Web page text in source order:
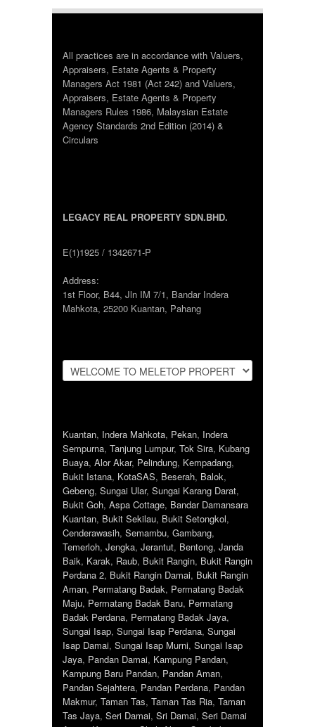
All practices are in accordance with Valuers,
Appraisers, Estate Agents & Property
Managers Act 1981 (Act 242) and Valuers,
Appraisers, Estate Agents & Property
Managers Rules 1986, Malaysian Estate
Agency Standards 2nd Edition (2014) &
Circulars
LEGACY REAL PROPERTY SDN.BHD.
E(1)1925 / 1342671-P
Address:
1st Floor, B44, Jln IM 7/1, Bandar Indera
Mahkota, 25200 Kuantan, Pahang
Kuantan, Indera Mahkota, Pekan, Indera
Sempurna, Tanjung Lumpur, Tok Sira, Kubang
Buaya, Alor Akar, Pelindung, Kempadang,
Bukit Istana, KotaSAS, Beserah, Balok,
Gebeng, Sungai Ular, Sungai Karang Darat,
Bukit Goh, Aspa Cottage, Bandar Damansara
Kuantan, Bukit Sekilau, Bukit Setongkol,
Cenderawasih, Semambu, Gambang,
Temerloh, Jengka, Jerantut, Bentong, Janda
Baik, Karak, Raub, Bukit Rangin, Bukit Rangin
Perdana 2, Bukit Rangin Damai, Bukit Rangin
Aman, Permatang Badak, Permatang Badak
Maju, Permatang Badak Baru, Permatang
Badak Perdana, Permatang Badak Jaya,
Sungai Isap, Sungai Isap Perdana, Sungai
Isap Damai, Sungai Isap Murni, Sungai Isap
Jaya, Pandan Damai, Kampung Pandan,
Kampung Baru Pandan, Pandan Aman,
Pandan Sejahtera, Pandan Perdana, Pandan
Makmur, Taman Tas, Taman Tas Ria, Taman
Tas Jaya, Seri Damai, Sri Damai, Seri Damai